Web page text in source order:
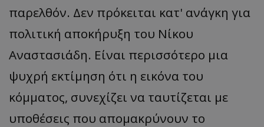
παρελθόν. Δεν πρόκειται κατ' ανάγκη για
πολιτική αποκήρυξη του Νίκου
Αναστασιάδη. Είναι περισσότερο μια
ψυχρή εκτίμηση ότι η εικόνα του
κόμματος, συνεχίζει να ταυτίζεται με
υποθέσεις που απομακρύνουν το